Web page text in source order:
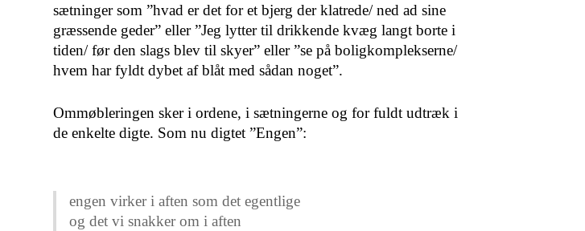
sætninger som ”hvad er det for et bjerg der klatrede/ ned ad sine
græssende geder” eller ”Jeg lytter til drikkende kvæg langt borte i
tiden/ før den slags blev til skyer” eller ”se på boligkomplekserne/
hvem har fyldt dybet af blåt med sådan noget”.
Ommøbleringen sker i ordene, i sætningerne og for fuldt udtræk i
de enkelte digte. Som nu digtet ”Engen”:
engen virker i aften som det egentlige
og det vi snakker om i aften